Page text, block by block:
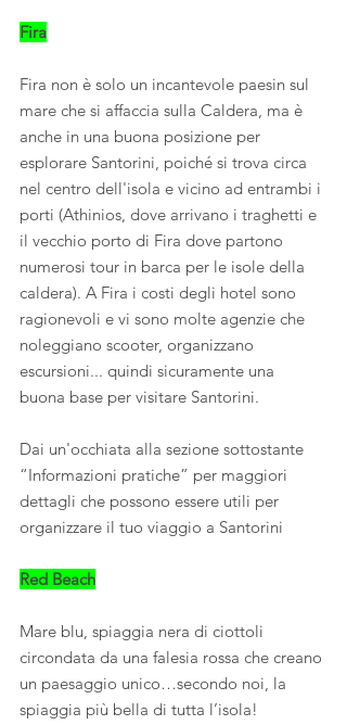
Fira
Fira non è solo un incantevole paesin sul
mare che si affaccia sulla Caldera, ma è
anche in una buona posizione per
esplorare Santorini, poiché si trova circa
nel centro dell'isola e vicino ad entrambi i
porti (Athinios, dove arrivano i traghetti e
il vecchio porto di Fira dove partono
numerosi tour in barca per le isole della
caldera). A Fira i costi degli hotel sono
ragionevoli e vi sono molte agenzie che
noleggiano scooter, organizzano
escursioni... quindi sicuramente una
buona base per visitare Santorini.
Dai un'occhiata alla sezione sottostante
“Informazioni pratiche” per maggiori
dettagli che possono essere utili per
organizzare il tuo viaggio a Santorini
Red Beach
Mare blu, spiaggia nera di ciottoli
circondata da una falesia rossa che creano
un paesaggio unico…secondo noi, la
spiaggia più bella di tutta l’isola!